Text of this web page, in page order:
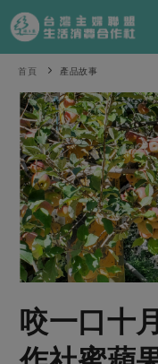
產品分類
當季蔬果
一籃菜
芽苗類
辛香料類
奶蛋豆・五穀
蛋
豆製品
食譜料理
食材
米食
麵食
肉食
海鮮
常備菜
蔬食
特別企畫
預購活動
把最好的台灣味帶回家！
防災用品預購圓滿結束
更多預購活動
綠主張
觀點文章
主婦食堂
社內大小事
產品故事
關於合作社
關於我們
合作社組織
首頁 產品故事
咬一口十